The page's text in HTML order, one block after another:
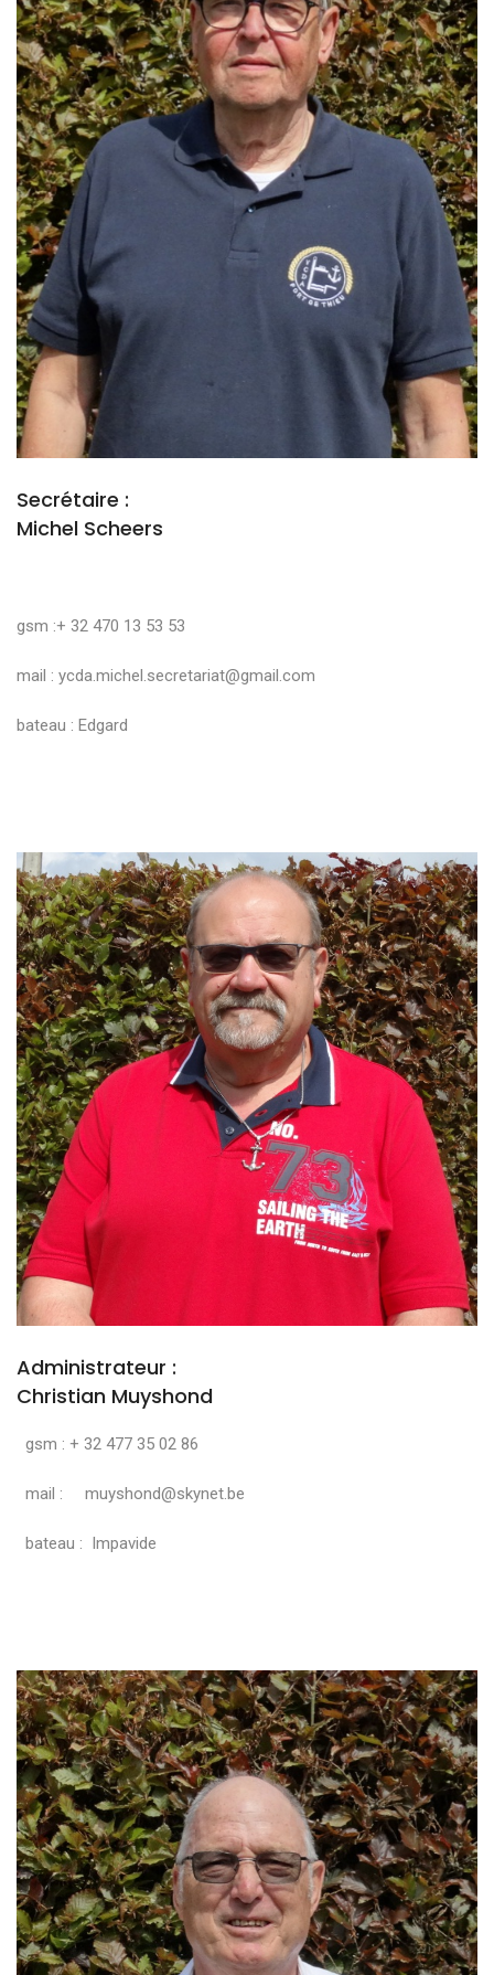
Secrétaire :
Michel Scheers
gsm :+ 32 470 13 53 53
mail : ycda.michel.secretariat@gmail.com
bateau : Edgard
Administrateur :
Christian Muyshond
gsm : + 32 477 35 02 86
mail : muyshond@skynet.be
bateau : Impavide